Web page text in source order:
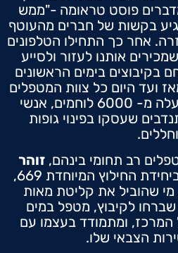
פוסט טראומה -"ממש
להגיע בקשות של חברים מהעוטף
אחר כך התחילו הטלפונים
אותנו לעזור ולסייע
בקיבוצים בימים הראשונים
ועד היום כל צוות המטפלים
של המרכז טיפל בלמעלה מ- 6000 לוחמים, אנשי
שעסקו בפינוי גופות
וחללים.
רב תחומי בינהם,זוהר
– מי ששירת ביחידת החילוץ המיוחדת 669,
שהוביל את קליטת מאות
שברחו לקיבוץ, מטפל במים
המרכז, ומתמודד בעצמו עם
הצבאי שלו.